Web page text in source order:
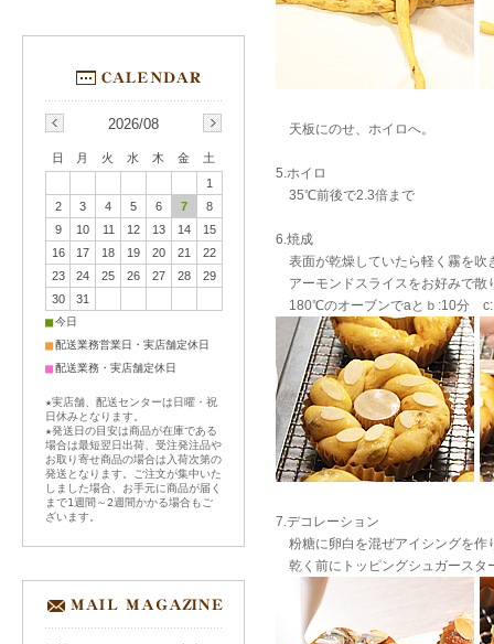
天板にのせ、ホイロへ。
5.ホイロ
35℃前後で2.3倍まで
6.焼成
表面が乾燥していたら軽く霧を吹
アーモンドスライスをお好みで散
180℃のオーブンでaとｂ:10分
7.デコレーション
粉糖に卵白を混ぜアイシングを作
乾く前にトッピングシュガースタ
2026/08
日 月 火 水 木 金
土
1
2
3 4 5 6 7
8
9
10 11 12 13 14
15
16
17 18 19 20 21
22
23
24 25 26 27 28
29
30
31
■今日
■配送業務営業日・実店舗定休日
■配送業務・実店舗定休日
★実店舗、配送センターは日曜・祝
日休みとなります。
★発送日の目安は商品が在庫である
場合は最短翌日出荷、受注発注品や
お取り寄せ商品の場合は入荷次第の
発送となります。ご注文が集中いた
しました場合、お手元に商品が届く
まで1週間～2週間かかる場合もご
ざいます。